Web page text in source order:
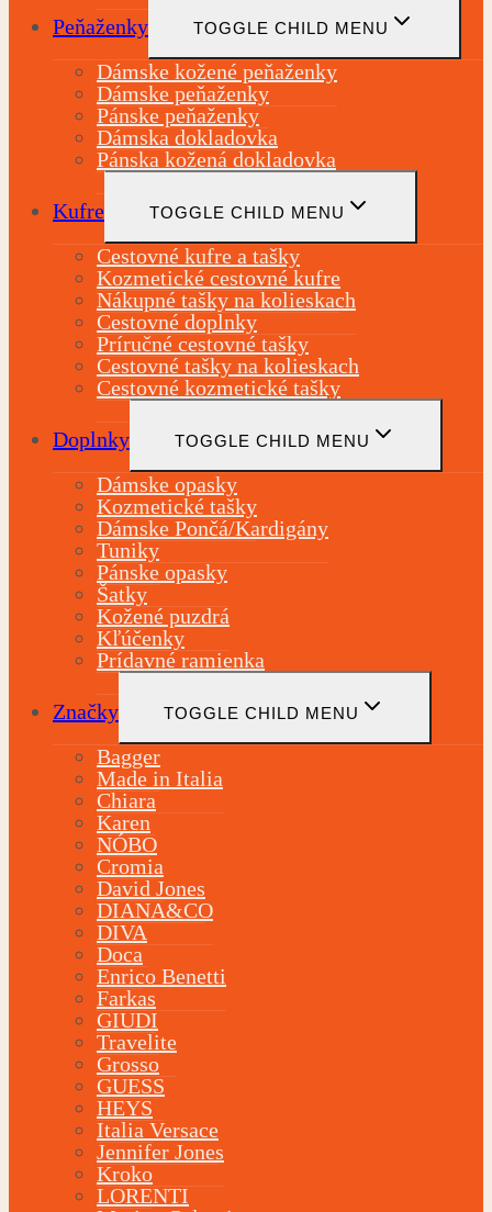
Peňaženky TOGGLE CHILD MENU
Dámske kožené peňaženky
Dámske peňaženky
Pánske peňaženky
Dámska dokladovka
Pánska kožená dokladovka
Kufre TOGGLE CHILD MENU
Cestovné kufre a tašky
Kozmetické cestovné kufre
Nákupné tašky na kolieskach
Cestovné doplnky
Príručné cestovné tašky
Cestovné tašky na kolieskach
Cestovné kozmetické tašky
Doplnky TOGGLE CHILD MENU
Dámske opasky
Kozmetické tašky
Dámske Pončá/Kardigány
Tuniky
Pánske opasky
Šatky
Kožené puzdrá
Kľúčenky
Prídavné ramienka
Značky TOGGLE CHILD MENU
Bagger
Made in Italia
Chiara
Karen
NÓBO
Cromia
David Jones
DIANA&CO
DIVA
Doca
Enrico Benetti
Farkas
GIUDI
Travelite
Grosso
GUESS
HEYS
Italia Versace
Jennifer Jones
Kroko
LORENTI